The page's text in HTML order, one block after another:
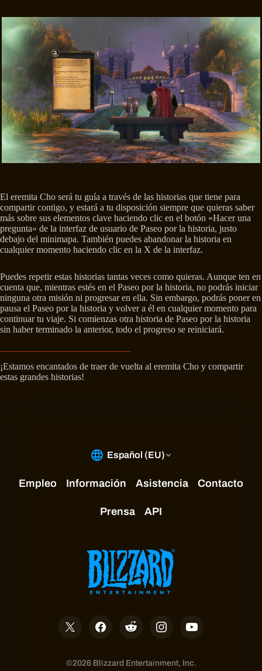
El eremita Cho será tu guía a través de las historias que tiene para
compartir contigo, y estará a tu disposición siempre que quieras saber
más sobre sus elementos clave haciendo clic en el botón «Hacer una
pregunta» de la interfaz de usuario de Paseo por la historia, justo
debajo del minimapa. También puedes abandonar la historia en
cualquier momento haciendo clic en la X de la interfaz.
Puedes repetir estas historias tantas veces como quieras. Aunque ten en
cuenta que, mientras estés en el Paseo por la historia, no podrás iniciar
ninguna otra misión ni progresar en ella. Sin embargo, podrás poner en
pausa el Paseo por la historia y volver a él en cualquier momento para
continuar tu viaje. Si comienzas otra historia de Paseo por la historia
sin haber terminado la anterior, todo el progreso se reiniciará.
¡Estamos encantados de traer de vuelta al eremita Cho y compartir
estas grandes historias!